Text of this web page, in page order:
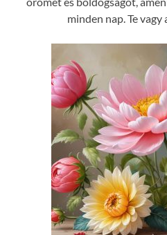
minden nap. Te vagy